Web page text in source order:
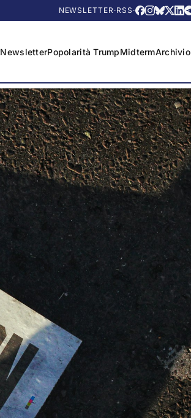
NEWSLETTER·RSS ·
NewsletterPopolarità TrumpMidtermArchivio